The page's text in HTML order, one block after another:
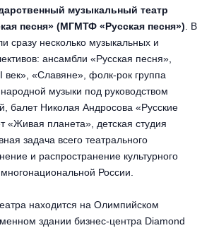
авторская песня
музыкальный театр
песня» (МГМТФ «Русская песня») . В
сразу несколько музыкальных и
ансамбли «Русская песня»,
век», «Славяне», фолк-рок группа
музыки под руководством
балет Николая Андросова «Русские
«Живая планета», детская студия
задача всего театрального
и распространение культурного
России.
находится на Олимпийском
здании бизнес-центра Diamond